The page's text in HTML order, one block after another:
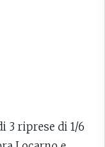
3 riprese di 1/6